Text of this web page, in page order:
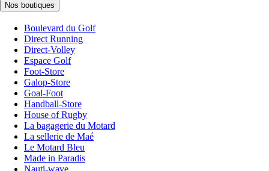
Nos boutiques
Boulevard du Golf
Direct Running
Direct-Volley
Espace Golf
Foot-Store
Galop-Store
Goal-Foot
Handball-Store
House of Rugby
La bagagerie du Motard
La sellerie de Maé
Le Motard Bleu
Made in Paradis
Nauti-wave